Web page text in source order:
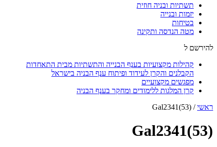
תשתיות ובניה חוזית
יזמות ובנייה
בטיחות
מטה הנדסה ותקינה
להירשם ל
קהילות מקצועיות בענף הבנייה והתשתיות מבית התאחדות
הקבלנים והקרן לעידוד ופיתוח ענף הבניה בישראל
מפגשים מקצועיים
קרן המלגות ללימודים ומחקר בענף הבניה
ראשי/
Gal2341(53)
Gal2341(53)